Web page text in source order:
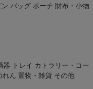
バッグ ポーチ 財布・小物
器 トレイ カトラリー・コー
れん 置物・雑貨 その他